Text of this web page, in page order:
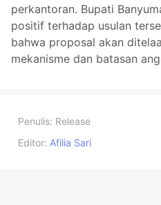
perkantoran. Bupati
positif terhadap usulan
bahwa proposal akan
mekanisme dan batasan
Penulis: Release
Editor: Afilia Sari